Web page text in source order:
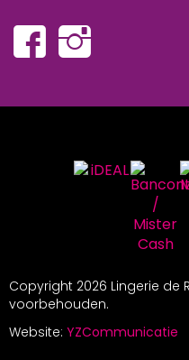
Copyright 2026 Lingerie de
voorbehouden.
Website: YZCommunicatie